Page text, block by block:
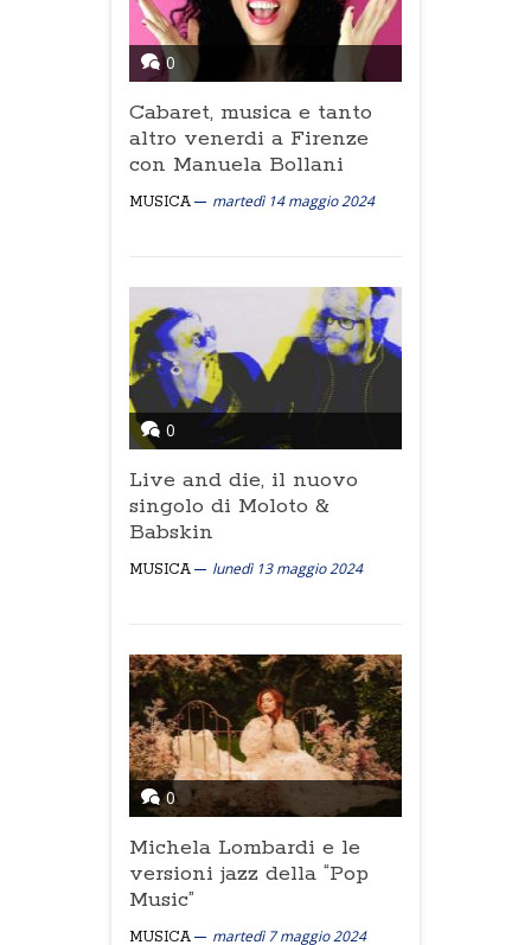
0
Cabaret, musica e tanto
altro venerdi a Firenze
con Manuela Bollani
MUSICA martedì 14 maggio 2024
0
Live and die, il nuovo
singolo di Moloto &
Babskin
MUSICA lunedì 13 maggio 2024
0
Michela Lombardi e le
versioni jazz della “Pop
Music”
MUSICA martedì 7 maggio 2024